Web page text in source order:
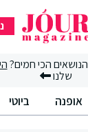
הכי חמים?
שלנו
אופנה ביוטי